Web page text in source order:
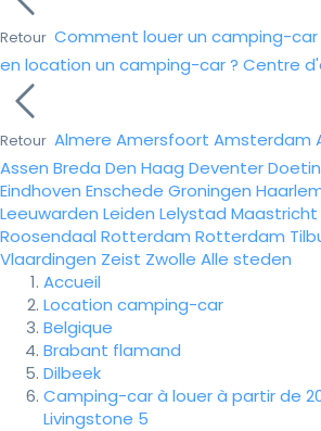
Retour Comment louer un camping-car
en location un camping-car ? Centre
Retour Almere Amersfoort Amsterdam
Assen Breda Den Haag Deventer
Eindhoven Enschede Groningen
Leeuwarden Leiden Lelystad Maastricht
Roosendaal Rotterdam Rotterdam
Vlaardingen Zeist Zwolle Alle steden
Accueil
Location camping-car
Belgique
Brabant flamand
Dilbeek
Camping-car à louer à partir de
Livingstone 5